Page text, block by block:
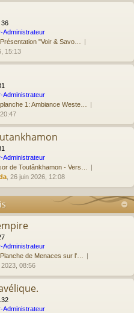
36
Administrateur
"Voir & Savo…
15:13
Administrateur
1: Ambiance Weste…
Administrateur
de Toutânkhamon - Vers…
, 26 juin 2026, 12:08
Administrateur
de Menaces sur l'…
2023, 08:56
Administrateur